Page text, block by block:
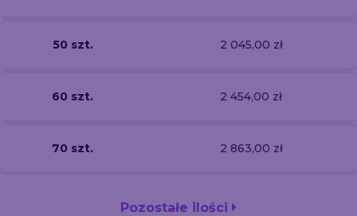
50 szt. 2 045,00 zł
60 szt. 2 454,00 zł
70 szt. 2 863,00 zł
Pozostałe ilości